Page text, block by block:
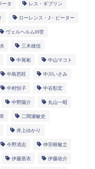
ータ レス・ギブリン
ローレンス・J・ピーター
ヴェルヘルムIII世
三木雄信
中尾彬 中山マコト
中島芭旺 中川いさみ
中村恒子 中谷彰宏
中野陽介 丸山一昭
二間瀬敏史
井上ゆかり
今野清志 仲宗根敏之
伊藤亜衣 伊藤佑介